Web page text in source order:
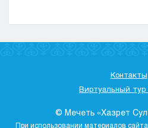
Контакты
Виртуальный тур
© Мечеть «Хазрет
При использовании материалов